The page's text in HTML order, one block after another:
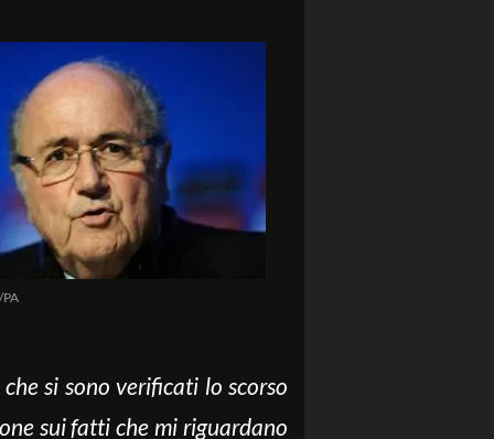
PA
si sono verificati lo scorso
sui fatti che mi riguardano